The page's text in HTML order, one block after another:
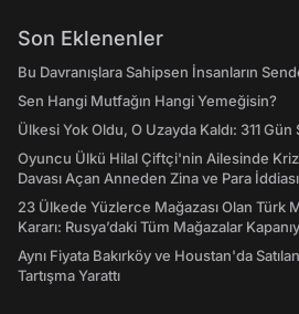
Son Eklenenler
Bu Davranışlara Sahipsen İnsanların
Sen Hangi Mutfağın Hangi Yemeğisin?
Ülkesi Yok Oldu, O Uzayda Kaldı: 311
Oyuncu Ülkü Hilal Çiftçi'nin Ailesinde
Davası Açan Anneden Zina ve Para İddiası
23 Ülkede Yüzlerce Mağazası Olan Türk
Kararı: Rusya’daki Tüm Mağazalar
Aynı Fiyata Bakırköy ve Houstan'da
Tartışma Yarattı